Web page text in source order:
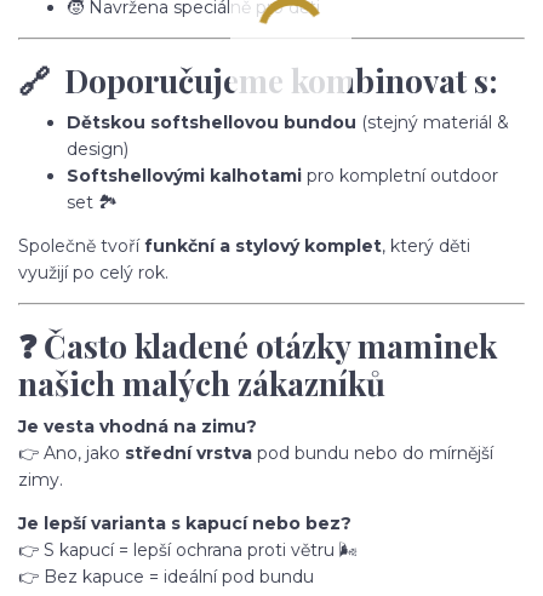
🧒 Navržena speciálně pro děti
🔗 Doporučujeme kombinovat s:
Dětskou softshellovou bundou (stejný materiál &
design)
Softshellovými kalhotami pro kompletní outdoor
set 🏞️
Společně tvořífunkční a stylový komplet, který děti
využijí po celý rok.
❓ Často kladené otázky maminek
našich malých zákazníků
Je vesta vhodná na zimu?
👉 Ano, jako střední vrstva pod bundu nebo do mírnější
zimy.
Je lepší varianta s kapucí nebo bez?
👉 S kapucí = lepší ochrana proti větru 🌬️
👉 Bez kapuce = ideální pod bundu